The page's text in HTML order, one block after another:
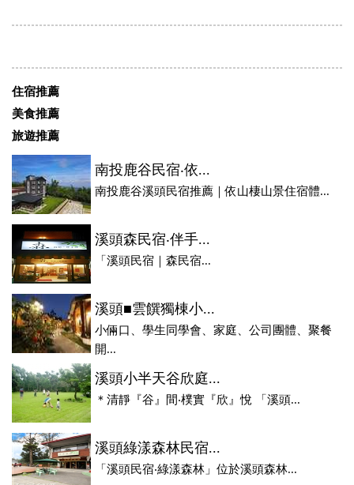
住宿推薦
美食推薦
旅遊推薦
南投鹿谷民宿‧依...
南投鹿谷溪頭民宿推薦｜依山棲山景住宿體...
溪頭森民宿‧伴手...
「溪頭民宿｜森民宿...
溪頭■雲饌獨棟小...
小倆口、學生同學會、家庭、公司團體、聚餐
開...
溪頭小半天谷欣庭...
＊清靜『谷』間‧樸實『欣』悅 「溪頭...
溪頭綠漾森林民宿...
「溪頭民宿‧綠漾森林」位於溪頭森林...